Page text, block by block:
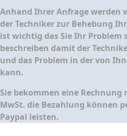
Anhand Ihrer Anfrage werden
der Techniker zur Behebung
ist wichtig das Sie Ihr Problem
beschreiben damit der
und das Problem in der von
kann.
Sie bekommen eine Rechnung
MwSt. die Bezahlung können
Paypal leisten.